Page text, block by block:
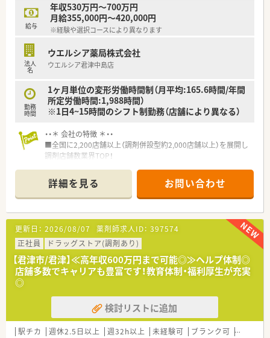
給与
年収530万円～700万円
月給355,000円～420,000円
※経験や選択コースにより異なります
法人
名
ウエルシア薬局株式会社
ウエルシア君津中島店
勤務
時間
1ヶ月単位の変形労働時間制（月平均:165.6時間/年間
所定労働時間:1,988時間）
※1日4~15時間のシフト制勤務（店舗により異なる）
・・＊ 会社の特徴 ＊・・
■全国に2,200店舗以上（調剤併設型約2,000店舗以上）を展開し
調剤店舗数業界TOP！
頑張り次第で高給与も可能！
■経験や勤務コースによりますが、経験の少ない方でも500万前
半スタートと業界TOP水準！
■職種や職域に合わせ、豊富な社内研修や外部組織と連携した研
修を用意されています
■薬剤師が中心の会社だからこそ活躍できるキャリアパスが多
種多様に用意されています。
■店舗拡大に伴い、エリアマネジャーや営業部長等のマネジメン
トのポジションも増えます。
■在宅や教育等の専門性を活かせるスペシャリストを目指すこ
■その他にも、管理部門や商品部門等の本社スタッフなど活動領
域は多種多様です。
■在宅実施店舗は年々増加しており、在宅医療へもしっかりと関
わる事ができます。
詳細を見る お問い合わせ
更新日： 2026/08/07 薬剤師求人ID： 397574
正社員
ドラッグストア(調剤あり)
【君津市/君津】≪高年収600万円まで可能◎≫ヘルプ体制◎
店舗多数でキャリアも豊富です！教育体制・福利厚生が充実
◎
検討リストに追加
駅チカ 週休2.5日以上 週32h以上 未経験可 ブランク可 Ｗワー